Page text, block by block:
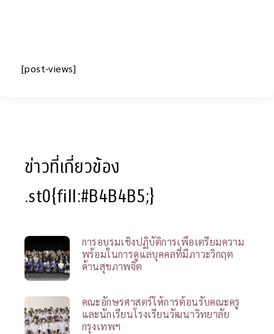
[post-views]
ข่าวที่เกี่ยวข้อง
.st0{fill:#B4B4B5;}
การอบรมเชิงปฏิบัติการเพื่อเตรียมความ
พร้อมในการดูแลบุคคลที่มีภาวะวิกฤต
ด้านสุขภาพจิต
คณะอักษรศาสตร์ให้การต้อนรับคณะครู
และนักเรียนโรงเรียนวัฒนาวิทยาลัย
กรุงเทพฯ